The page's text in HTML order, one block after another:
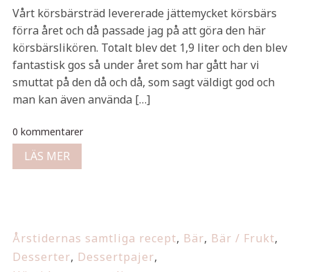
Vårt körsbärsträd levererade jättemycket körsbärs
förra året och då passade jag på att göra den här
körsbärslikören. Totalt blev det 1,9 liter och den blev
fantastisk gos så under året som har gått har vi
smuttat på den då och då, som sagt väldigt god och
man kan även använda […]
0 kommentarer
LÄS MER
Årstidernas samtliga recept, Bär, Bär / Frukt,
Desserter, Dessertpajer,